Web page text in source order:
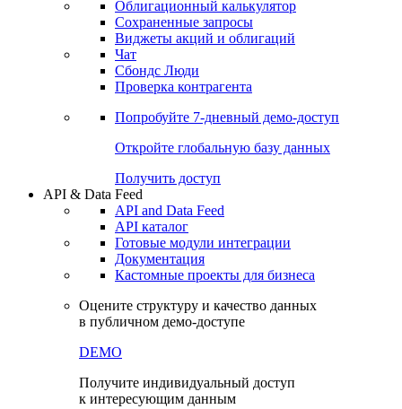
Облигационный калькулятор
Сохраненные запросы
Виджеты акций и облигаций
Чат
Сбондс Люди
Проверка контрагента
Попробуйте 7-дневный демо-доступ
Откройте глобальную базу данных
Получить доступ
API & Data Feed
API and Data Feed
API каталог
Готовые модули интеграции
Документация
Кастомные проекты для бизнеса
Оцените структуру и качество данных
в публичном демо-доступе
DEMO
Получите индивидуальный доступ
к интересующим данным